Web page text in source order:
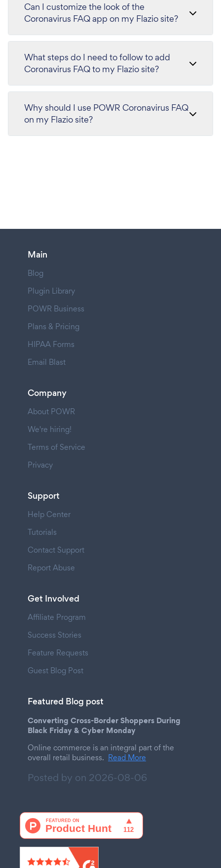
Can I customize the look of the
Coronavirus FAQ app on my Flazio site?
What steps do I need to follow to add
Coronavirus FAQ to my Flazio site?
Why should I use POWR Coronavirus FAQ
on my Flazio site?
Main
Blog
Plugin Library
POWR Business
Plans & Pricing
HIPAA Forms
Email Blast
Company
About POWR
We're hiring!
Terms of Service
Privacy
Support
Help Center
Tutorials
Contact Support
Report Abuse
Get Involved
Affiliate Program
Success Stories
Feature Requests
Guest Blog Post
Featured Blog post
Converting Cross-Border Shoppers During
Black Friday & Cyber Monday
Online commerce is an integral part of the
overall retail business. Read More
Posted by on 2026-08-06